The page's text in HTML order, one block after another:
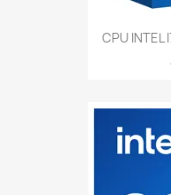
CPU INTEL